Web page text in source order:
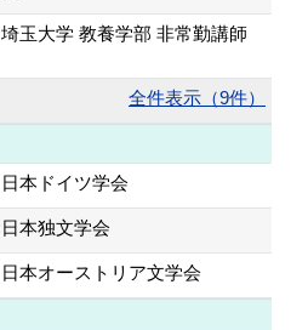
埼玉大学 教養学部 非常勤講師
全件表示（9件）
日本ドイツ学会
日本独文学会
日本オーストリア文学会